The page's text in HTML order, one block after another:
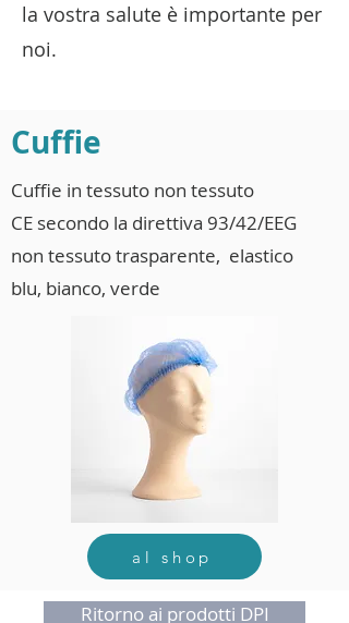
la vostra salute è importante per
noi.
Cuffie
Cuffie in tessuto non tessuto
CE secondo la direttiva 93/42/EEG
non tessuto trasparente, elastico
blu, bianco, verde
al shop
Ritorno ai prodotti DPI